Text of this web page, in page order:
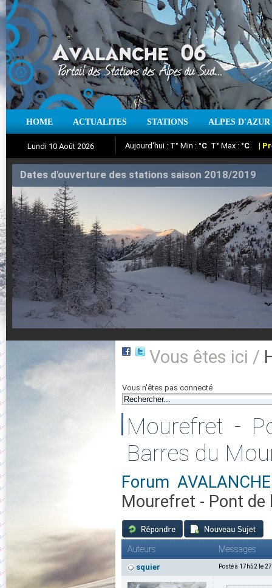
HOME ACTUALITES STATIONS ALPES D'AZUR
Lundi 10 Août 2026
Aujourd'hui : T° Min :°CT° Max :°C |
Iso à 0° :mNeige sur 12 heures :cm
Suivez en direct l'actualité des stations
Vous êtes ici /
Vous n'êtes pas connecté
Mourefret -
Barres du
Forum
Mourefret - Pont de
Auteurs Messages
squier Posté à 17h52 le